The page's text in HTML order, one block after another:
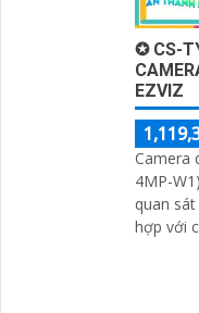
✪ CS-
EZVIZ
Camera
4MP-
quan
hợp với